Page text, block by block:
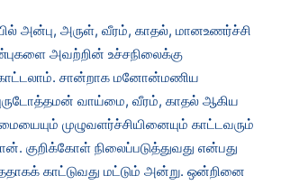
அன்பு, அருள், வீரம், காதல், மானஉணர்ச்சி
அவற்றின் உச்சநிலைக்கு
சான்றாக மனோன்மணிய
வாய்மை, வீரம், காதல் ஆகிய
முழுவளர்ச்சியினையும் காட்டவரும்
குறிக்கோள் நிலைப்படுத்துவது என்பது
காட்டுவது மட்டும் அன்று. ஒன்றினை